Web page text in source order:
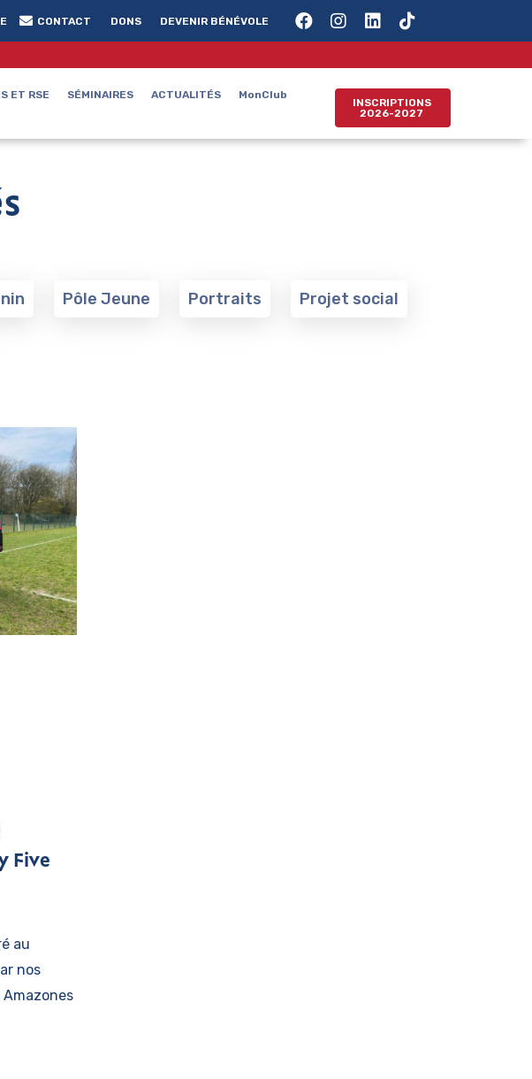
CONTACT DONS DEVENIR BÉNÉVOLE
ET RSE SÉMINAIRES ACTUALITÉS MonClub
INSCRIPTIONS
2026-2027
Pôle Jeune Portraits Projet social
Five
au
nos